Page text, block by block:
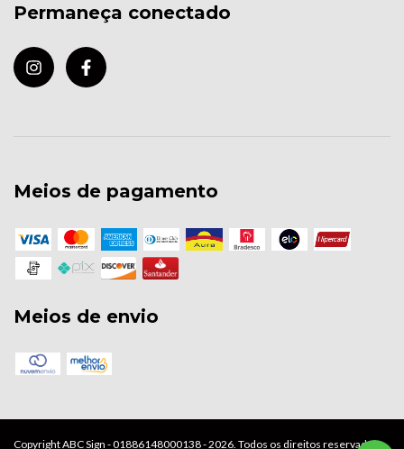
Permaneça conectado
Meios de pagamento
Meios de envio
Copyright ABC Sign - 01886148000138 - 2026. Todos os direitos reservados.